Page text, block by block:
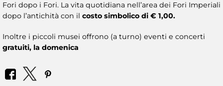
Fori dopo i Fori. La vita quotidiana nell’area dei Fori Imperiali
dopo l’antichità con il costo simbolico di € 1,00.
Inoltre i piccoli musei offrono (a turno) eventi e concerti
gratuiti, la domenica